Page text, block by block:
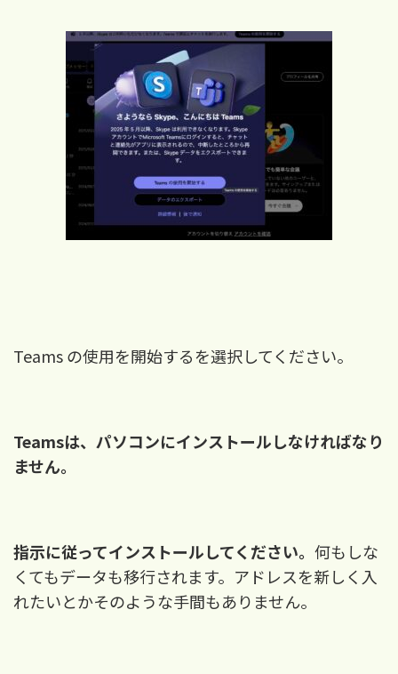
Teams の使用を開始するを選択してください。
Teamsは、パソコンにインストールしなければなり
ません。
指示に従ってインストールしてください。 何もしな
くてもデータも移行されます。アドレスを新しく入
れたいとかそのような手間もありません。